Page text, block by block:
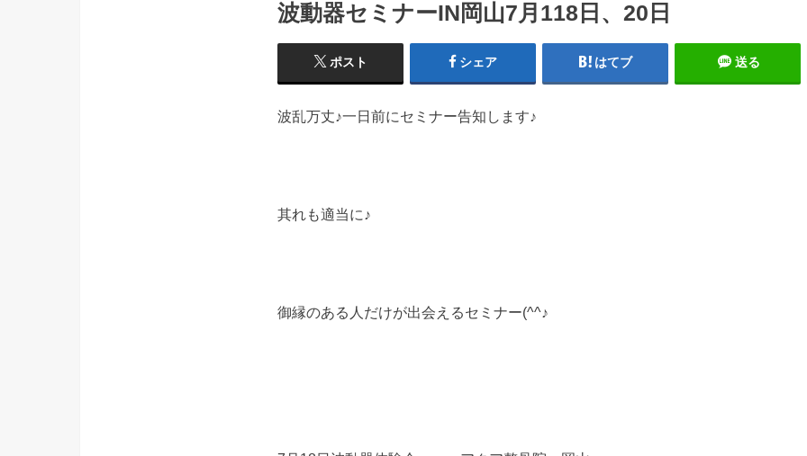
波動器セミナーIN岡山7月118日、20日
ポスト シェア はてブ 送る
波乱万丈♪一日前にセミナー告知します♪
其れも適当に♪
御縁のある人だけが出会えるセミナー(^^♪